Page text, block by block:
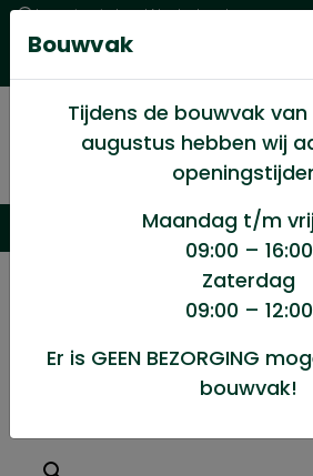
Levering in heel Nederland
Goede kwaliteitsproducten met een
Ijzerwaren/
Slotbouten 8×40 doos 200stuks
Slotbouten 8x40 doos
Bouwvak
Tijdens de bouwvak
augustus hebben wij
Maandag t/m
09:00 – 16:00
Zaterdag
09:00 – 12:00
Er is GEEN BEZORGING
bouwvak!